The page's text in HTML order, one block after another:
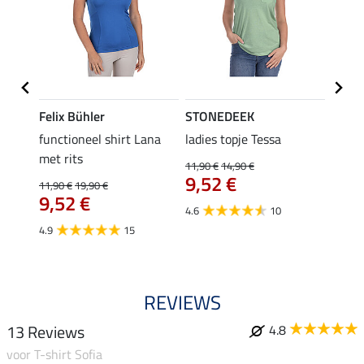
Felix Bühler
functioneel shirt Lana
met rits
11,90 €19,90 €
9,52 €
4.9 15
STONEDEEK
ladies topje Tessa
11,90 €14,90 €
9,52 €
4.6 10
REVIEWS
13 Reviews
4.8
voor T-shirt Sofia